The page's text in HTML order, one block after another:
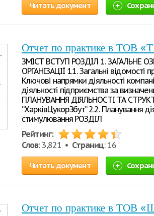
Читать документ
Отчет по практике в ТОВ
ЗМІСТ ВСТУП РОЗДІЛ 1. ЗАГАЛЬНЕ
ОРГАНІЗАЦІЇ 1.1. Загальні відомості
Ключові напрямки діяльності
діяльності підприємства за
ПЛАНУВАННЯ ДІЯЛЬНОСТІ ТА
“ХарківЦукорЗбут” 2.2. Планування
стимулювання РОЗДІЛ
Рейтинг:
Слов: 3,821 • Страниц: 16
Читать документ
Отчет по практике в ТОВ